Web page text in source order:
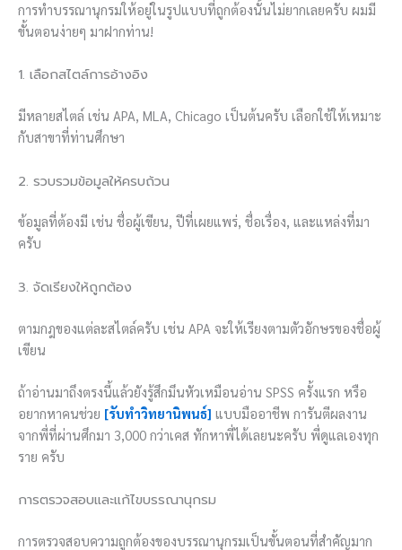
การทำบรรณานุกรมให้อยู่ในรูปแบบที่ถูกต้องนั้นไม่ยากเลยครับ ผมมี
ขั้นตอนง่ายๆ มาฝากท่าน!
1. เลือกสไตล์การอ้างอิง
มีหลายสไตล์ เช่น APA, MLA, Chicago เป็นต้นครับ เลือกใช้ให้เหมาะ
กับสาขาที่ท่านศึกษา
2. รวบรวมข้อมูลให้ครบถ้วน
ข้อมูลที่ต้องมี เช่น ชื่อผู้เขียน, ปีที่เผยแพร่, ชื่อเรื่อง, และแหล่งที่มา
ครับ
3. จัดเรียงให้ถูกต้อง
ตามกฎของแต่ละสไตล์ครับ เช่น APA จะให้เรียงตามตัวอักษรของชื่อผู้
เขียน
ถ้าอ่านมาถึงตรงนี้แล้วยังรู้สึกมึนหัวเหมือนอ่าน SPSS ครั้งแรก หรือ
อยากหาคนช่วย [รับทำวิทยานิพนธ์] แบบมืออาชีพ การันตีผลงาน
จากพี่ที่ผ่านศึกมา 3,000 กว่าเคส ทักหาพี่ได้เลยนะครับ พี่ดูแลเองทุก
ราย ครับ
การตรวจสอบและแก้ไขบรรณานุกรม
การตรวจสอบความถูกต้องของบรรณานุกรมเป็นขั้นตอนที่สำคัญมาก